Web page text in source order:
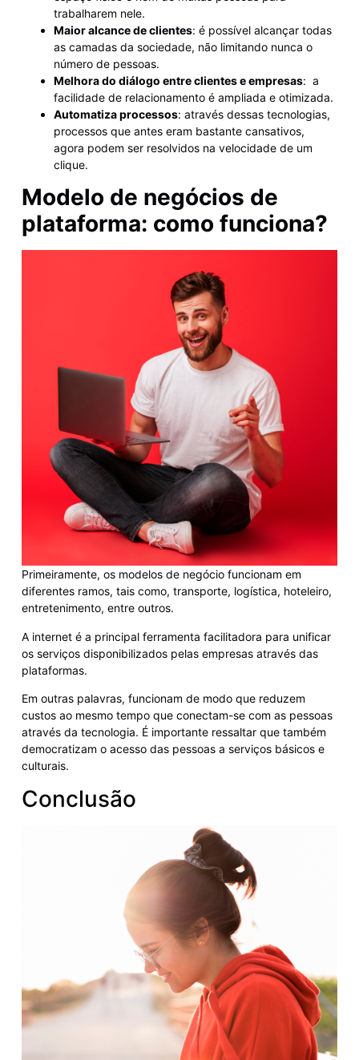
trabalharem nele.
Maior alcance de clientes: é possível alcançar todas
as camadas da sociedade, não limitando nunca o
número de pessoas.
Melhora do diálogo entre clientes e empresas: a
facilidade de relacionamento é ampliada e otimizada.
Automatiza processos: através dessas tecnologias,
processos que antes eram bastante cansativos,
agora podem ser resolvidos na velocidade de um
clique.
Modelo de negócios de
plataforma: como funciona?
Primeiramente, os modelos de negócio funcionam em
diferentes ramos, tais como, transporte, logística, hoteleiro,
entretenimento, entre outros.
A internet é a principal ferramenta facilitadora para unificar
os serviços disponibilizados pelas empresas através das
plataformas.
Em outras palavras, funcionam de modo que reduzem
custos ao mesmo tempo que conectam-se com as pessoas
através da tecnologia. É importante ressaltar que também
democratizam o acesso das pessoas a serviços básicos e
culturais.
Conclusão